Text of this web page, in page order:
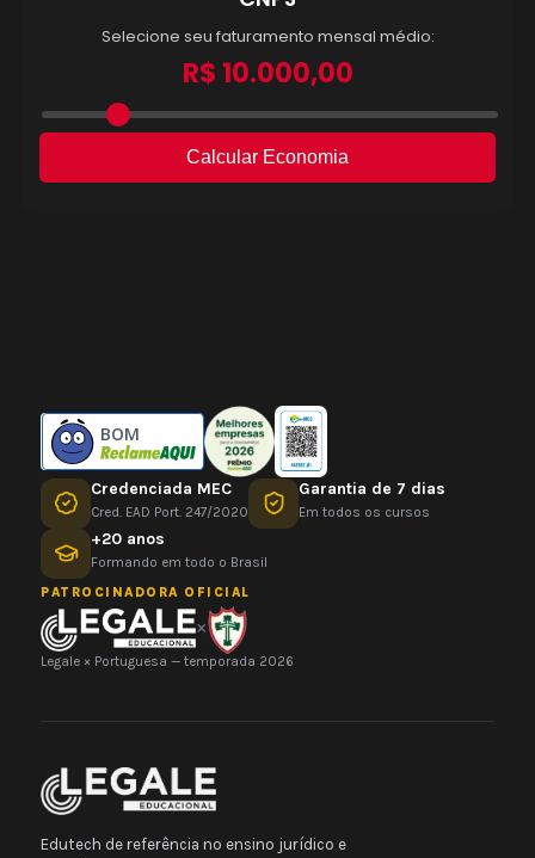
BOM
Credenciada MEC
Cred. EAD Port. 247/2020
Garantia de 7 dias
Em todos os cursos
+20 anos
Formando em todo o Brasil
PATROCINADORA OFICIAL
×
Legale × Portuguesa — temporada 2026
Edutech de referência no ensino jurídico e